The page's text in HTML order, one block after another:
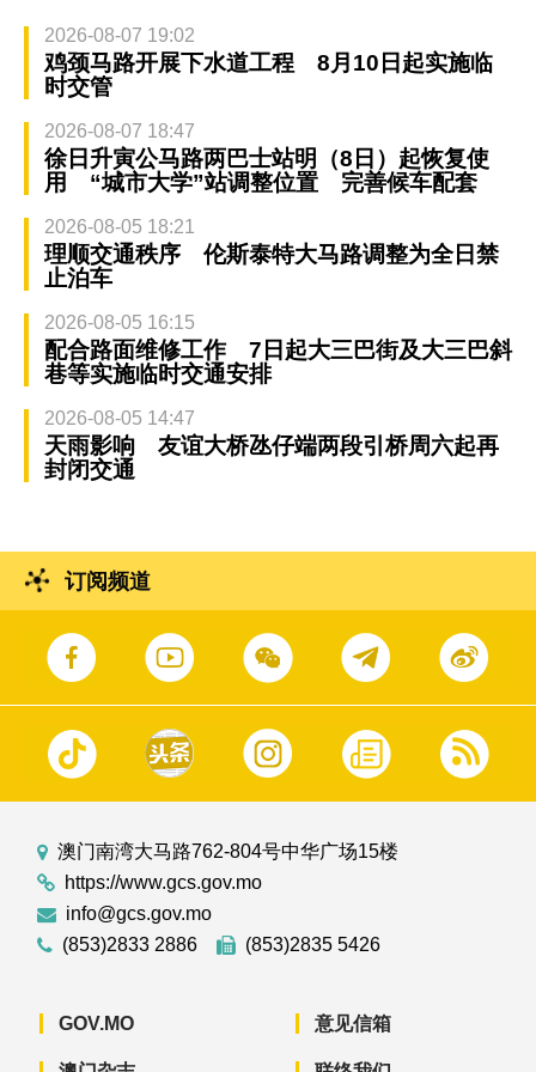
2026-08-07 19:02
鸡颈马路开展下水道工程 8月10日起实施临
时交管
2026-08-07 18:47
徐日升寅公马路两巴士站明（8日）起恢复使
用 “城市大学”站调整位置 完善候车配套
2026-08-05 18:21
理顺交通秩序 伦斯泰特大马路调整为全日禁
止泊车
2026-08-05 16:15
配合路面维修工作 7日起大三巴街及大三巴斜
巷等实施临时交通安排
2026-08-05 14:47
天雨影响 友谊大桥氹仔端两段引桥周六起再
封闭交通
订阅频道
澳门南湾大马路762-804号中华广场15楼
https://www.gcs.gov.mo
info@gcs.gov.mo
(853)2833 2886
(853)2835 5426
GOV.MO 意见信箱